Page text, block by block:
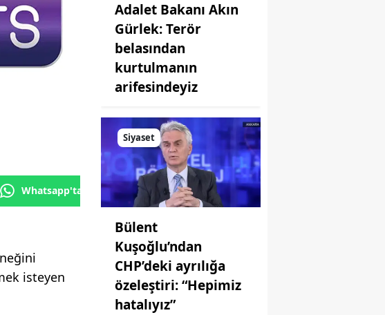
Whatsapp'tan Gönder
isteyen
Adalet Bakanı Akın
Gürlek: Terör
belasından
kurtulmanın
arifesindeyiz
Siyaset
Bülent
Kuşoğlu’ndan
CHP’deki ayrılığa
özeleştiri: “Hepimiz
hatalıyız”